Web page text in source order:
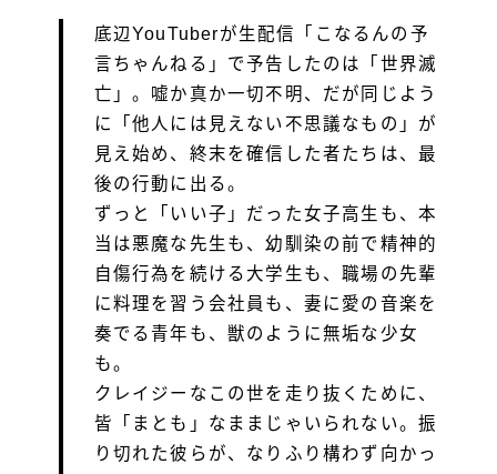
底辺YouTuberが生配信「こなるんの予
言ちゃんねる」で予告したのは「世界滅
亡」。嘘か真か一切不明、だが同じよう
に「他人には見えない不思議なもの」が
見え始め、終末を確信した者たちは、最
後の行動に出る。
ずっと「いい子」だった女子高生も、本
当は悪魔な先生も、幼馴染の前で精神的
自傷行為を続ける大学生も、職場の先輩
に料理を習う会社員も、妻に愛の音楽を
奏でる青年も、獣のように無垢な少女
も。
クレイジーなこの世を走り抜くために、
皆「まとも」なままじゃいられない。振
り切れた彼らが、なりふり構わず向かっ